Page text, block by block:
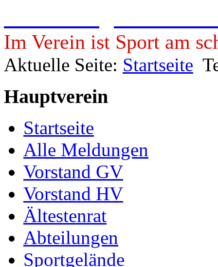
Im Verein ist Sport am
Aktuelle Seite: Startseite
Hauptverein
Startseite
Alle Meldungen
Vorstand GV
Vorstand HV
Ältestenrat
Abteilungen
Sportgelände